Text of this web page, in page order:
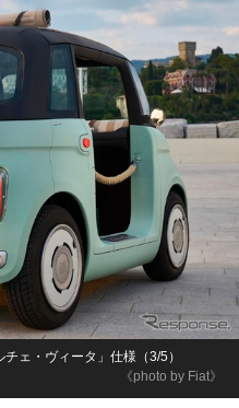
《photo by Fiat》
ェ・ヴィータ」仕様（3/5）